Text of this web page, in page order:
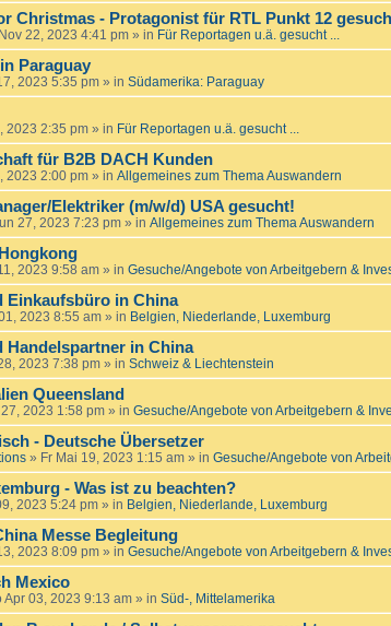
Christmas - Protagonist für RTL Punkt 12
22, 2023 4:41 pm » in Für Reportagen u.ä. gesucht ...
Paraguay
2023 5:35 pm » in Südamerika: Paraguay
2023 2:35 pm » in Für Reportagen u.ä. gesucht ...
für B2B DACH Kunden
2023 2:00 pm » in Allgemeines zum Thema Auswandern
Elektriker (m/w/d) USA gesucht!
27, 2023 7:23 pm » in Allgemeines zum Thema Auswandern
2023 9:58 am » in Gesuche/Angebote von Arbeitgebern &
Einkaufsbüro in China
2023 8:55 am » in Belgien, Niederlande, Luxemburg
Handelspartner in China
2023 7:38 pm » in Schweiz & Liechtenstein
Queensland
2023 1:58 pm » in Gesuche/Angebote von Arbeitgebern &
- Deutsche Übersetzer
» Fr Mai 19, 2023 1:15 am » in Gesuche/Angebote von
- Was ist zu beachten?
2023 5:24 pm » in Belgien, Niederlande, Luxemburg
Messe Begleitung
2023 8:09 pm » in Gesuche/Angebote von Arbeitgebern &
Mexico
Apr 03, 2023 9:13 am » in Süd-, Mittelamerika